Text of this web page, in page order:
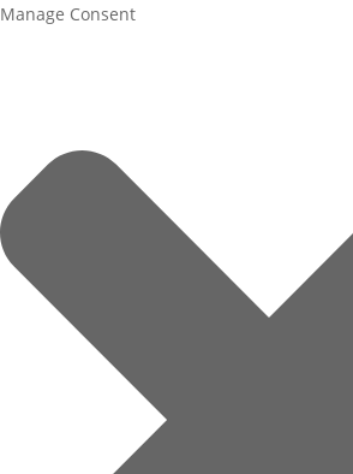
Manage Consent